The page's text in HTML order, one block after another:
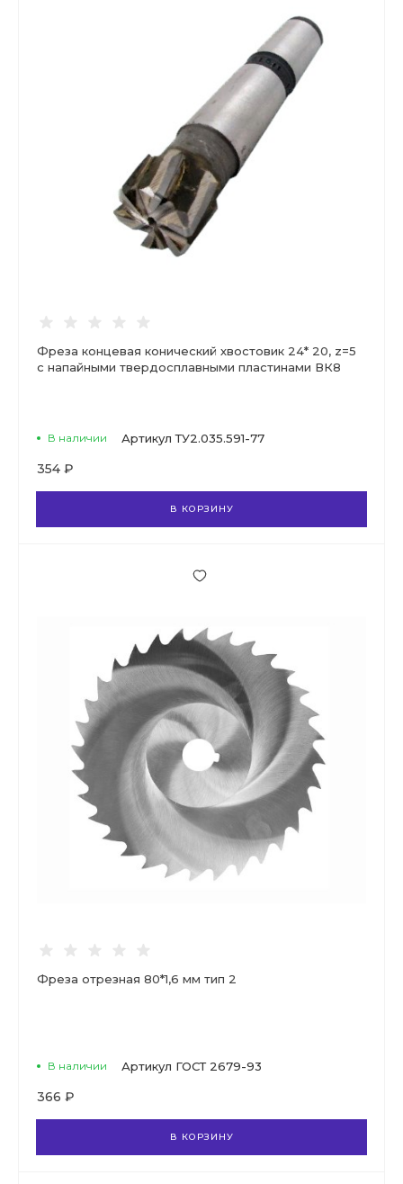
Фреза концевая конический хвостовик 24* 20, z=5
с напайными твердосплавными пластинами ВК8
В наличии Артикул ТУ2.035.591-77
354 ₽
В КОРЗИНУ
Фреза отрезная 80*1,6 мм тип 2
В наличии Артикул ГОСТ 2679-93
366 ₽
В КОРЗИНУ